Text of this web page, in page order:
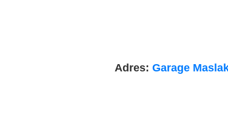
Adres: Garage